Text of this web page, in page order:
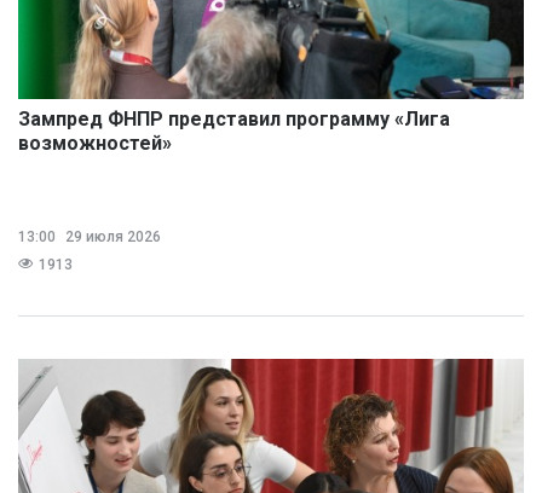
Зампред ФНПР представил программу «Лига
возможностей»
13:00
29 июля 2026
1913